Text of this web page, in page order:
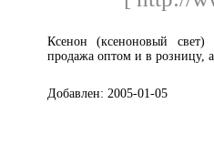
Ксенон (ксеноновый свет)
продажа оптом и в розницу,
Добавлен: 2005-01-05